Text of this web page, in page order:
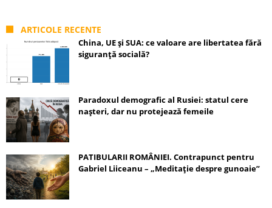
ARTICOLE RECENTE
China, UE și SUA: ce valoare are libertatea fără
siguranță socială?
Paradoxul demografic al Rusiei: statul cere
nașteri, dar nu protejează femeile
PATIBULARII ROMÂNIEI. Contrapunct pentru
Gabriel Liiceanu – „Meditație despre gunoaie”